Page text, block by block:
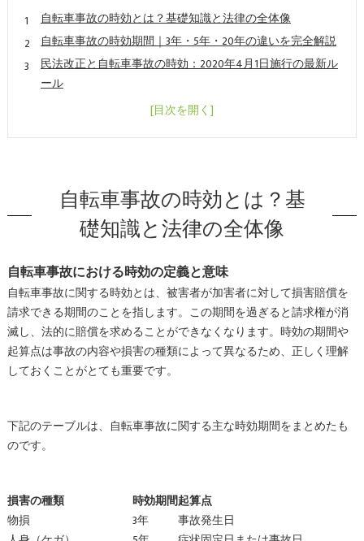
自転車事故の時効とは？基礎知識と法律の全体像
自転車事故の時効期間｜3年・5年・20年の違いを完全解説
民法改正と自転車事故の時効：2020年4月1日施行の最新ル
ール
自転車事故の時効起算点：「いつから」カウントが始まる
自転車事故の時効とは？基
礎知識と法律の全体像
自転車事故における時効の定義と意味
自転車事故に関する時効とは、被害者が加害者に対して損害賠償を
請求できる期間のことを指します。この期間を過ぎると請求権が消
滅し、法的に賠償を求めることができなくなります。時効の期間や
起算点は事故の内容や損害の種類によって異なるため、正しく理解
しておくことがとても重要です。
下記のテーブルは、自転車事故に関する主な時効期間をまとめたも
のです。
損害の種類 時効期間起算点
物損
3年
事故発生日